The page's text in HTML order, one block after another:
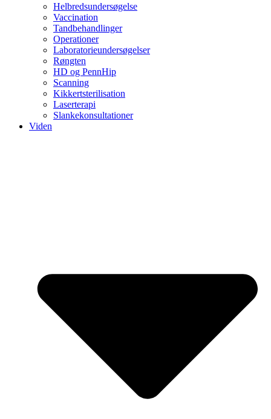
Helbredsundersøgelse
Vaccination
Tandbehandlinger
Operationer
Laboratorieundersøgelser
Røngten
HD og PennHip
Scanning
Kikkertsterilisation
Laserterapi
Slankekonsultationer
Viden